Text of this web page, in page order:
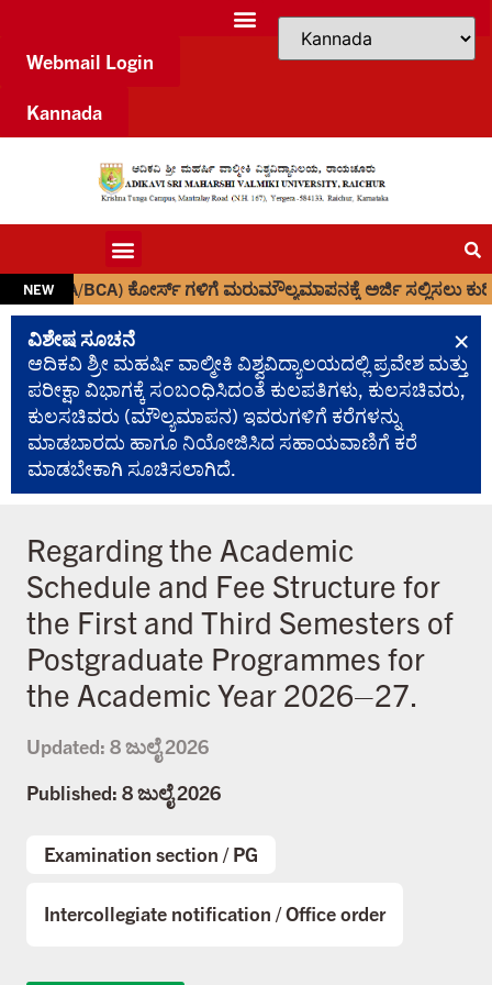
Webmail Login
Kannada
NEW
BCA) ಕೋರ್ಸ್ ಗಳಿಗೆ ಮರುಮೌಲ್ಯಮಾಪನಕ್ಕೆ ಅರ್ಜಿ ಸಲ್ಲಿಸಲು ಕುರಿತು.
ವಿಶೇಷ ಸೂಚನೆ
ಆದಿಕವಿ ಶ್ರೀ ಮಹರ್ಷಿ ವಾಲ್ಮೀಕಿ ವಿಶ್ವವಿದ್ಯಾಲಯದಲ್ಲಿ ಪ್ರವೇಶ ಮತ್ತು
ಪರೀಕ್ಷಾ ವಿಭಾಗಕ್ಕೆ ಸಂಬಂಧಿಸಿದಂತೆ ಕುಲಪತಿಗಳು, ಕುಲಸಚಿವರು,
ಕುಲಸಚಿವರು (ಮೌಲ್ಯಮಾಪನ) ಇವರುಗಳಿಗೆ ಕರೆಗಳನ್ನು
ಮಾಡಬಾರದು ಹಾಗೂ ನಿಯೋಜಿಸಿದ ಸಹಾಯವಾಣಿಗೆ ಕರೆ
ಮಾಡಬೇಕಾಗಿ ಸೂಚಿಸಲಾಗಿದೆ.
×
Regarding the Academic
Schedule and Fee Structure for
the First and Third Semesters of
Postgraduate Programmes for
the Academic Year 2026–27.
Updated: 8 ಜುಲೈ 2026
Published: 8 ಜುಲೈ 2026
Examination section /PG
Intercollegiate notification /Office order